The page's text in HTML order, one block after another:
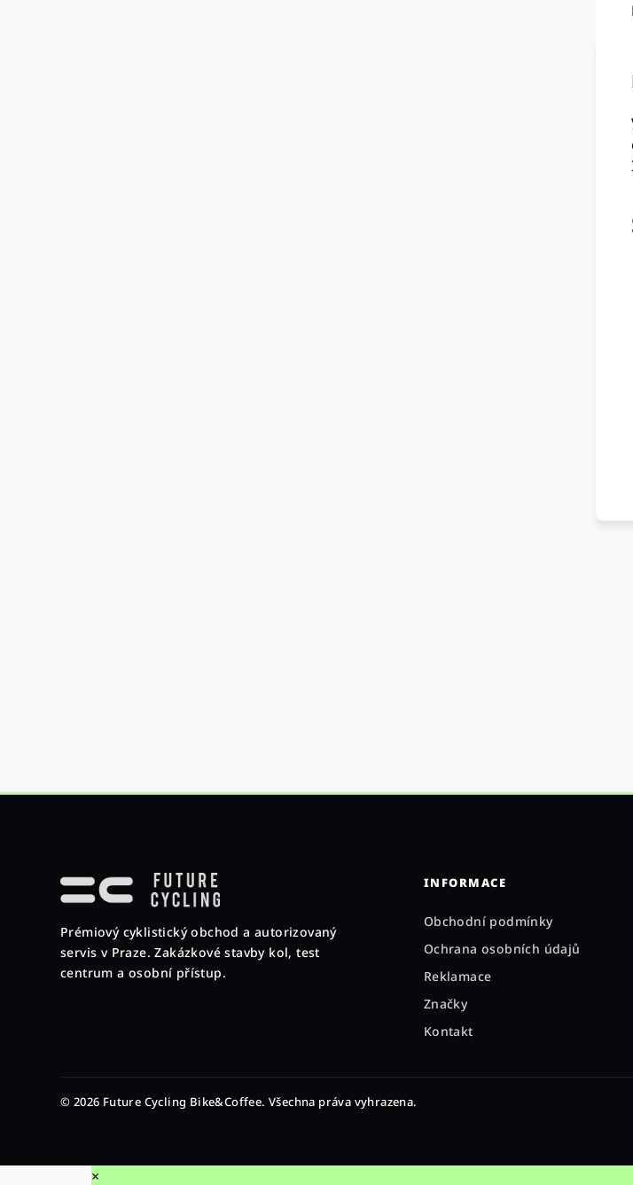
Prémiový cyklistický obchod a autorizovaný
servis v Praze. Zakázkové stavby kol, test
centrum a osobní přístup.
INFORMACE
Obchodní podmínky
Ochrana osobních údajů
Reklamace
Značky
Kontakt
© 2026 Future Cycling Bike&Coffee. Všechna práva vyhrazena.
×